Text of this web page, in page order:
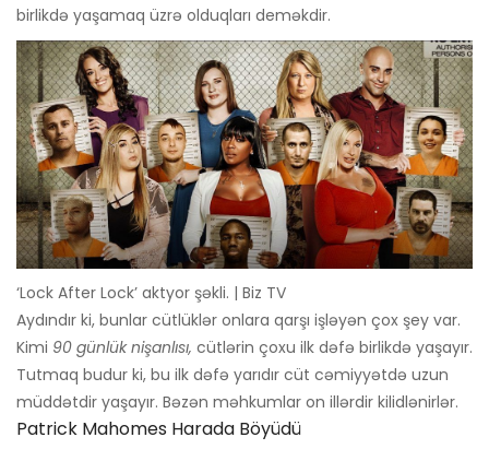
birlikdə yaşamaq üzrə olduqları deməkdir.
‘Lock After Lock’ aktyor şəkli. | Biz TV
Aydındır ki, bunlar cütlüklər onlara qarşı işləyən çox şey var.
Kimi 90 günlük nişanlısı, cütlərin çoxu ilk dəfə birlikdə yaşayır.
Tutmaq budur ki, bu ilk dəfə yarıdır cüt cəmiyyətdə uzun
müddətdir yaşayır. Bəzən məhkumlar on illərdir kilidlənirlər.
Patrick Mahomes Harada Böyüdü